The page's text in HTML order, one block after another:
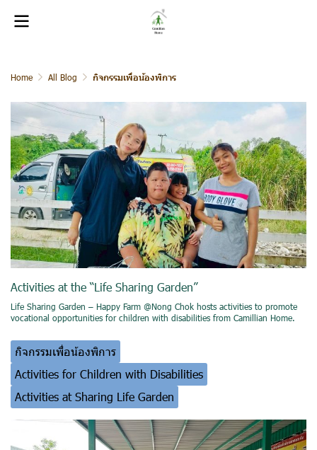
Home All Blog กิจกรรมเพื่อน้องพิการ
Activities at the “Life Sharing Garden”
Life Sharing Garden – Happy Farm @Nong Chok hosts activities to promote
vocational opportunities for children with disabilities from Camillian Home.
กิจกรรมเพื่อน้องพิการ
Activities for Children with Disabilities
Activities at Sharing Life Garden